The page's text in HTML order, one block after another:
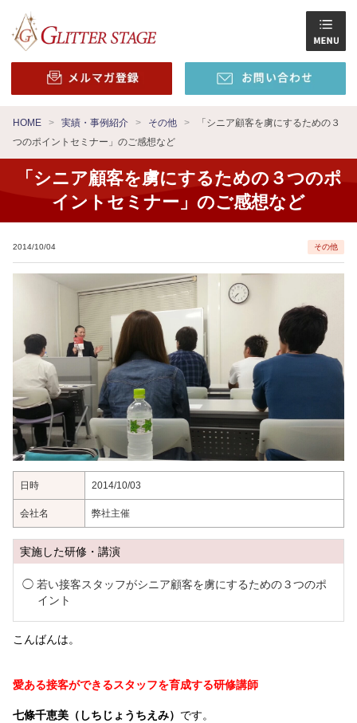
HOME 実績・事例紹介 その他
「シニア顧客を虜にするための３
つのポイントセミナー」のご感想など
「シニア顧客を虜にするための３つのポ
イントセミナー」のご感想など
2014/10/04 その他
日時 2014/10/03
会社名 弊社主催
実施した研修・講演
若い接客スタッフがシニア顧客を虜にするための３つのポ
イント
こんばんは。
愛ある接客ができるスタッフを育成する研修講師
七條千恵美（しちじょうちえみ） です。